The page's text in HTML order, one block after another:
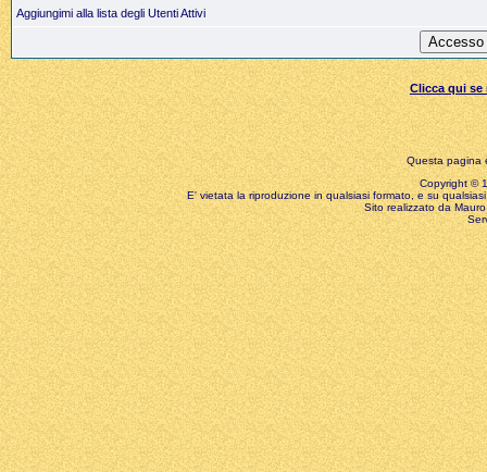
Aggiungimi alla lista degli Utenti Attivi
Clicca qui se
Questa pagina
Copyright ©
E' vietata la riproduzione in qualsiasi formato, e su
Sito realizzato da